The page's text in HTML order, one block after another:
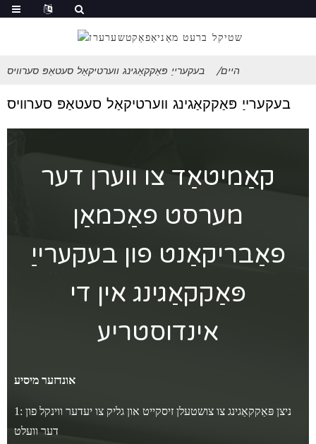
היים בעקערייַ פּאַקקאַגינג ווערטיקאַל סעטאַפּ סערוויס
בעקערייַ פּאַקקאַגינג ווערטיקאַל סעטאַפּ סערוויס
קאַמיטאַד צו ווערן דער
מערסט פאַכמאַן
פאַבריקאַנט פון בעקערייַ
פּאַקקאַגינג אין די
אינדוסטריע
אונדזער מיסיע
1: ניצן פּאַקקאַגינג צו צושטעלן זיסקייט און גליק צו יעדער ווינקל פון
דער וועלט